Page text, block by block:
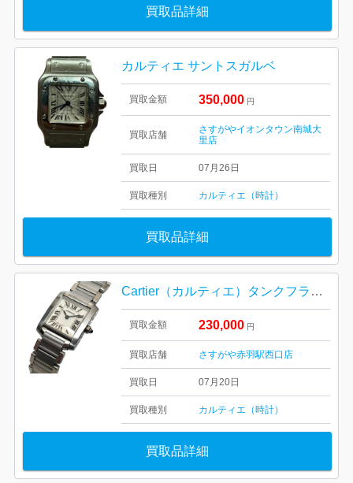
買取品詳細
カルティエ サントスガルベ
買取金額 350,000 円
買取店舗
さすがやイオンタウン南城大
里店
買取日 07月26日
買取種別 カルティエ（時計）
買取品詳細
Cartier（カルティエ）タンクフランセーズSM
買取金額 230,000 円
買取店舗 さすがや赤羽駅西口店
買取日 07月20日
買取種別 カルティエ（時計）
買取品詳細